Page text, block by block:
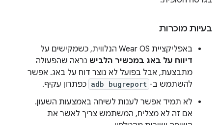
בעיות מוכרות
באפליקציית Wear OS הנלווית, כשמקישים על
דיווח על באג במכשיר הלביש נראה שהפעולה
מתבצעת, אבל בפועל לא נוצר דוח על באג. אפשר
להשתמש ב- adb bugreport כפתרון עקיף.
לא תמיד אפשר לענות לשיחה באמצעות השעון.
אם זה לא מצליח, המשתמש צריך לאשר את